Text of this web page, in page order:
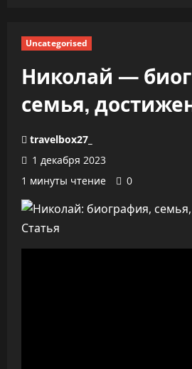
Uncategorised
Николай —
семья,
travelbox27_
1 декабря 2023
1 минуты чтение
0